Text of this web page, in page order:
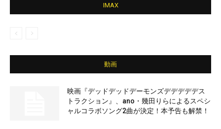
IMAX
動画
映画『デッドデッドデーモンズデデデデデス
トラクション』、ano・幾田りらによるスペシ
ャルコラボソング2曲が決定！本予告も解禁！